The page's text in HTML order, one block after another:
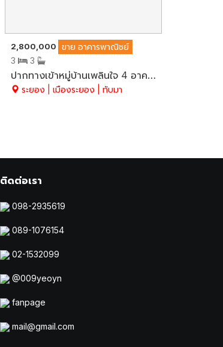
2,800,000 ขาย อาคารพาณิชย์
3
3
ปากทางเข้าหมู่บ้านเพลินใจ 4 อาคารพาณิชย์ 3.5 ชั้น (รวมดาดฟ้า) 20 ตร.ว. ทำเลเหมาะทำเป็นออฟฟิศสำนักงานหรือที่อยู่อาศัย มี 3 ห้องนอน 3 ห้องน้ำ อ.เมือง จ.ระยอง
ระยอง | เมืองระยอง | ทับมา
ติดต่อเรา
098-2935619
089-1076154
02-1532099
@009yeoyn
fanpage
mail@gmail.com